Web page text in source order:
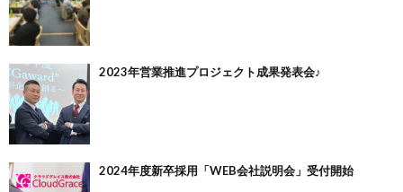
2023年営業推進プロジェクト成果発表会♪
2024年度新卒採用「WEB会社説明会」受付開始